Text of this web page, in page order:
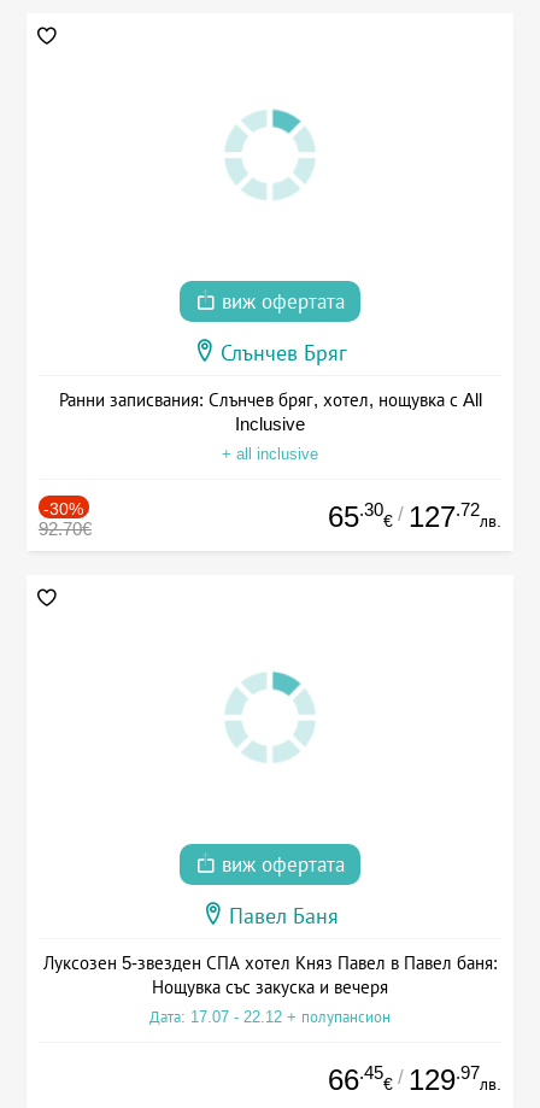
виж офертата
Слънчев Бряг
Ранни записвания: Слънчев бряг, хотел, нощувка с All
Inclusive
+ all inclusive
-30%
92.70€ 65.30
€ / 127.72
лв.
виж офертата
Павел Баня
Луксозен 5-звезден СПА хотел Княз Павел в Павел баня:
Нощувка със закуска и вечеря
Дата: 17.07 - 22.12 + полупансион
66.45
€ / 129.97
лв.